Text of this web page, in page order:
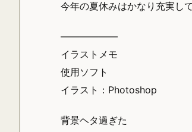
今年の夏休みはかなり充実して
——————
イラストメモ
使用ソフト
イラスト：Photoshop
背景ヘタ過ぎた